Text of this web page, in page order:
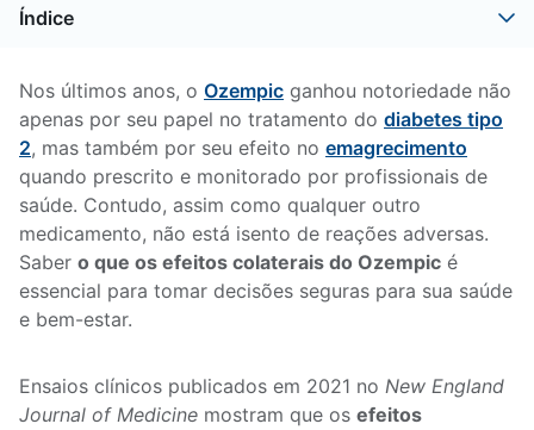
Índice
Nos últimos anos, o Ozempic ganhou notoriedade não
apenas por seu papel no tratamento do diabetes tipo
2, mas também por seu efeito no emagrecimento
quando prescrito e monitorado por profissionais de
saúde. Contudo, assim como qualquer outro
medicamento, não está isento de reações adversas.
Saber o que os efeitos colaterais do Ozempic é
essencial para tomar decisões seguras para sua saúde
e bem-estar.
Ensaios clínicos publicados em 2021 no New England
Journal of Medicine mostram que os efeitos